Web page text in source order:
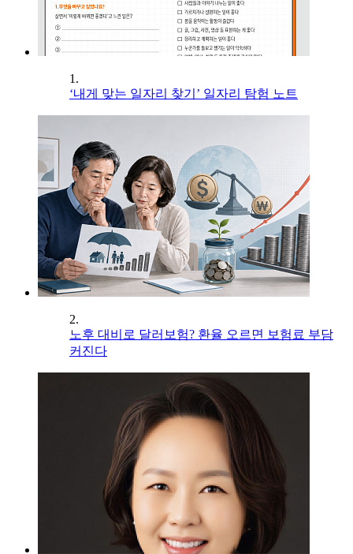
1.
‘내게 맞는 일자리 찾기’ 일자리 탐험 노트
2.
노후 대비로 달러보험? 환율 오르면 보험료 부담
커진다